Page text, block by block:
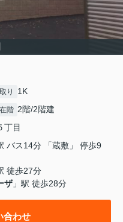
り 1K
階 2階/2階建
丁目
バス14分 「蔵敷」 停歩9
徒歩27分
ザ」駅 徒歩28分
合わせ